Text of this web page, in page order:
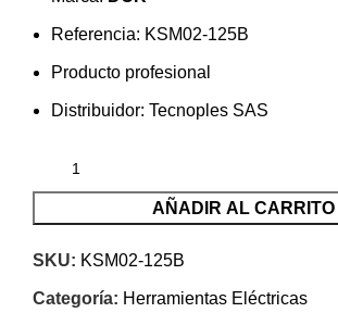
Referencia: KSM02-125B
Producto profesional
Distribuidor: Tecnoples SAS
AÑADIR AL CARRITO
SKU: KSM02-125B
Categoría: Herramientas Eléctricas